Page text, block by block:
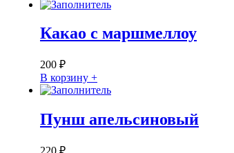
Какао с маршмеллоу
200 ₽
В корзину +
Пунш апельсиновый